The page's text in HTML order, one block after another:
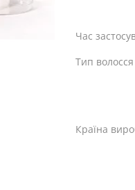
Час
Тип волосся
Країна